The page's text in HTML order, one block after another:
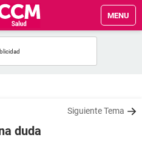
MENU
Siguiente Tema
duda